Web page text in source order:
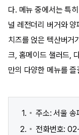
다. 메뉴 중에서는 특
널 레전더리 버거와
치즈를 얹은 텍산버거
크, 홈메이드 샐러드,
만의 다양한 메뉴를 즐
주소: 서울
전화번호: